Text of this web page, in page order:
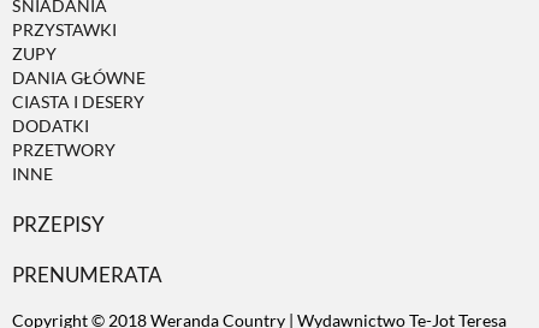
ŚNIADANIA
PRZYSTAWKI
ZUPY
DANIA GŁÓWNE
CIASTA I DESERY
DODATKI
PRZETWORY
INNE
PRZEPISY
PRENUMERATA
Copyright © 2018 Weranda Country | Wydawnictwo Te-Jot Teresa